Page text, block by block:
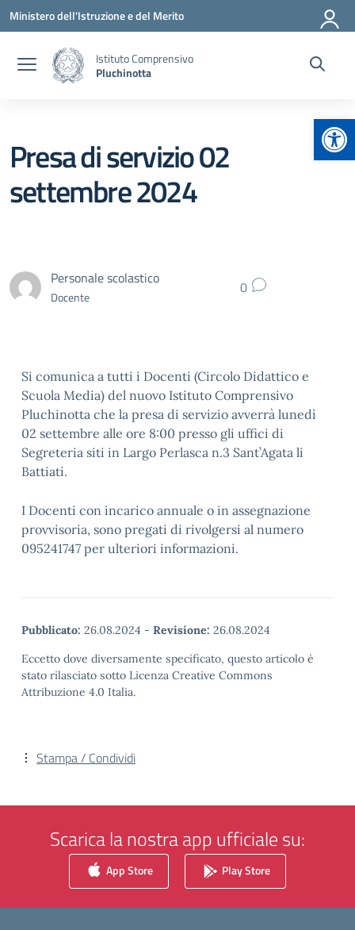
Vai ai contenuti
Vai al menu di navigazione
Vai al footer
Ministero dell'Istruzione e del Merito
Istituto Comprensivo
Pluchinotta
Presa di servizio 02
settembre 2024
Personale scolastico
Docente 0
Si comunica a tutti i Docenti (Circolo Didattico e
Scuola Media) del nuovo Istituto Comprensivo
Pluchinotta che la presa di servizio avverrà lunedì
02 settembre alle ore 8:00 presso gli uffici di
Segreteria siti in Largo Perlasca n.3 Sant’Agata li
Battiati.
I Docenti con incarico annuale o in assegnazione
provvisoria, sono pregati di rivolgersi al numero
095241747 per ulteriori informazioni.
Pubblicato: 26.08.2024 - Revisione: 26.08.2024
Eccetto dove diversamente specificato, questo articolo è
stato rilasciato sotto Licenza Creative Commons
Attribuzione 4.0 Italia.
Stampa / Condividi
Scarica la nostra app ufficiale su:
App Store Play Store